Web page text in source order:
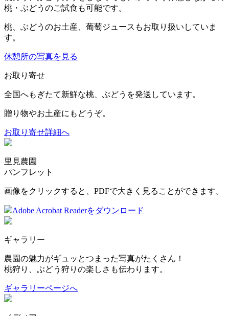
桃・ぶどうのご試食も可能です。
桃、ぶどうのお土産、葡萄ジュースもお取り扱いしていま
す。
休憩所の写真を見る
お取り寄せ
全国へもぎたて新鮮な桃、ぶどうを発送しています。
贈り物やお土産にもどうぞ。
お取り寄せ詳細へ
里見農園
パンフレット
画像をクリックすると、PDFで大きく見ることができます。
Adobe Acrobat Readerをダウンロード
ギャラリー
農園の魅力がギュッとつまった写真がたくさん！
桃狩り、ぶどう狩りの楽しさも伝わります。
ギャラリーページへ